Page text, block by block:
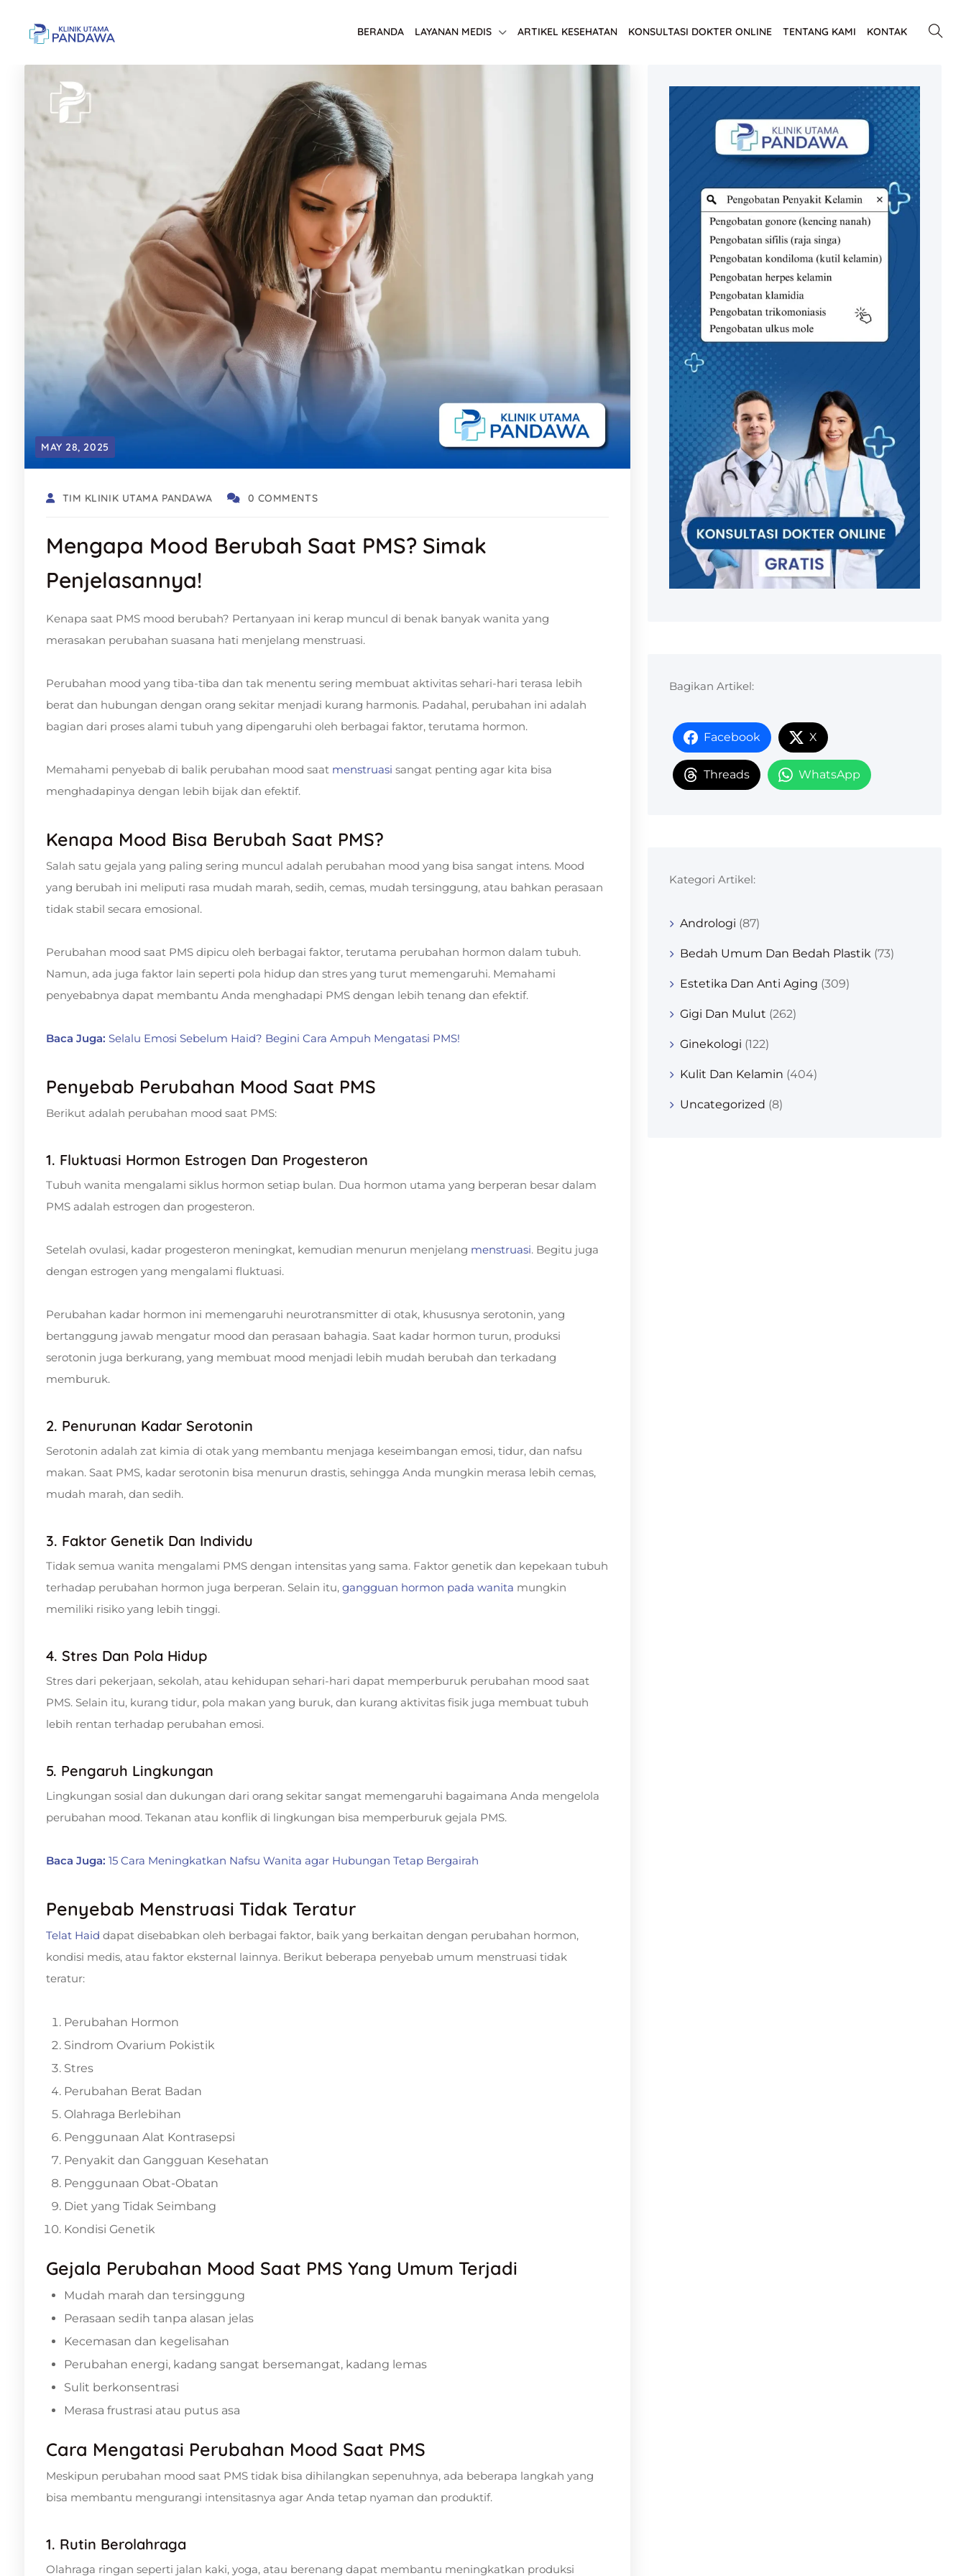
BERANDA LAYANAN MEDIS ARTIKEL KESEHATAN KONSULTASI DOKTER ONLINE TENTANG KAMI KONTAK
MAY 28, 2025
TIM KLINIK UTAMA PANDAWA 0 COMMENTS
Mengapa Mood Berubah Saat PMS? Simak
Penjelasannya!
Kenapa saat PMS mood berubah? Pertanyaan ini kerap muncul di benak banyak wanita yang
merasakan perubahan suasana hati menjelang menstruasi.
Perubahan mood yang tiba-tiba dan tak menentu sering membuat aktivitas sehari-hari terasa lebih
berat dan hubungan dengan orang sekitar menjadi kurang harmonis. Padahal, perubahan ini adalah
bagian dari proses alami tubuh yang dipengaruhi oleh berbagai faktor, terutama hormon.
Memahami penyebab di balik perubahan mood saat menstruasi sangat penting agar kita bisa
menghadapinya dengan lebih bijak dan efektif.
Kenapa Mood Bisa Berubah Saat PMS?
Salah satu gejala yang paling sering muncul adalah perubahan mood yang bisa sangat intens. Mood
yang berubah ini meliputi rasa mudah marah, sedih, cemas, mudah tersinggung, atau bahkan perasaan
tidak stabil secara emosional.
Perubahan mood saat PMS dipicu oleh berbagai faktor, terutama perubahan hormon dalam tubuh.
Namun, ada juga faktor lain seperti pola hidup dan stres yang turut memengaruhi. Memahami
penyebabnya dapat membantu Anda menghadapi PMS dengan lebih tenang dan efektif.
Baca Juga: Selalu Emosi Sebelum Haid? Begini Cara Ampuh Mengatasi PMS!
Penyebab Perubahan Mood Saat PMS
Berikut adalah perubahan mood saat PMS:
1. Fluktuasi Hormon Estrogen Dan Progesteron
Tubuh wanita mengalami siklus hormon setiap bulan. Dua hormon utama yang berperan besar dalam
PMS adalah estrogen dan progesteron.
Setelah ovulasi, kadar progesteron meningkat, kemudian menurun menjelang menstruasi. Begitu juga
dengan estrogen yang mengalami fluktuasi.
Perubahan kadar hormon ini memengaruhi neurotransmitter di otak, khususnya serotonin, yang
bertanggung jawab mengatur mood dan perasaan bahagia. Saat kadar hormon turun, produksi
serotonin juga berkurang, yang membuat mood menjadi lebih mudah berubah dan terkadang
memburuk.
2. Penurunan Kadar Serotonin
Serotonin adalah zat kimia di otak yang membantu menjaga keseimbangan emosi, tidur, dan nafsu
makan. Saat PMS, kadar serotonin bisa menurun drastis, sehingga Anda mungkin merasa lebih cemas,
mudah marah, dan sedih.
3. Faktor Genetik Dan Individu
Tidak semua wanita mengalami PMS dengan intensitas yang sama. Faktor genetik dan kepekaan tubuh
terhadap perubahan hormon juga berperan. Selain itu, gangguan hormon pada wanita mungkin
memiliki risiko yang lebih tinggi.
4. Stres Dan Pola Hidup
Stres dari pekerjaan, sekolah, atau kehidupan sehari-hari dapat memperburuk perubahan mood saat
PMS. Selain itu, kurang tidur, pola makan yang buruk, dan kurang aktivitas fisik juga membuat tubuh
lebih rentan terhadap perubahan emosi.
5. Pengaruh Lingkungan
Lingkungan sosial dan dukungan dari orang sekitar sangat memengaruhi bagaimana Anda mengelola
perubahan mood. Tekanan atau konflik di lingkungan bisa memperburuk gejala PMS.
Baca Juga: 15 Cara Meningkatkan Nafsu Wanita agar Hubungan Tetap Bergairah
Penyebab Menstruasi Tidak Teratur
Telat Haid dapat disebabkan oleh berbagai faktor, baik yang berkaitan dengan perubahan hormon,
kondisi medis, atau faktor eksternal lainnya. Berikut beberapa penyebab umum menstruasi tidak
teratur:
Perubahan Hormon
Sindrom Ovarium Pokistik
Stres
Perubahan Berat Badan
Olahraga Berlebihan
Penggunaan Alat Kontrasepsi
Penyakit dan Gangguan Kesehatan
Penggunaan Obat-Obatan
Diet yang Tidak Seimbang
Kondisi Genetik
Gejala Perubahan Mood Saat PMS Yang Umum Terjadi
Mudah marah dan tersinggung
Perasaan sedih tanpa alasan jelas
Kecemasan dan kegelisahan
Perubahan energi, kadang sangat bersemangat, kadang lemas
Sulit berkonsentrasi
Merasa frustrasi atau putus asa
Cara Mengatasi Perubahan Mood Saat PMS
Meskipun perubahan mood saat PMS tidak bisa dihilangkan sepenuhnya, ada beberapa langkah yang
bisa membantu mengurangi intensitasnya agar Anda tetap nyaman dan produktif.
1. Rutin Berolahraga
Olahraga ringan seperti jalan kaki, yoga, atau berenang dapat membantu meningkatkan produksi
Bagikan Artikel:
Facebook X
Threads WhatsApp
Kategori Artikel:
Andrologi (87)
Bedah Umum Dan Bedah Plastik (73)
Estetika Dan Anti Aging (309)
Gigi Dan Mulut (262)
Ginekologi (122)
Kulit Dan Kelamin (404)
Uncategorized (8)